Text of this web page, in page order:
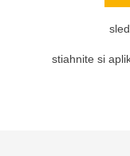
stiahnite si